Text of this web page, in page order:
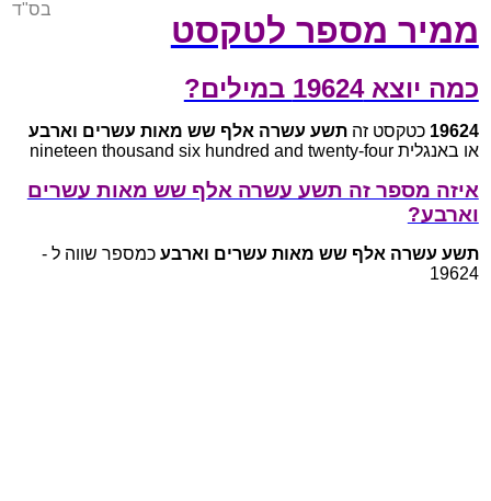
ממיר מספר לטקסט
בס"ד
כמה יוצא 19624 במילים?
19624 כטקסט זהתשע עשרה אלף שש מאות עשרים וארבע
או באנגלית nineteen thousand six hundred and twenty-four
איזה מספר זה תשע עשרה אלף שש מאות עשרים
וארבע?
תשע עשרה אלף שש מאות עשרים וארבע כמספר שווה ל -
19624